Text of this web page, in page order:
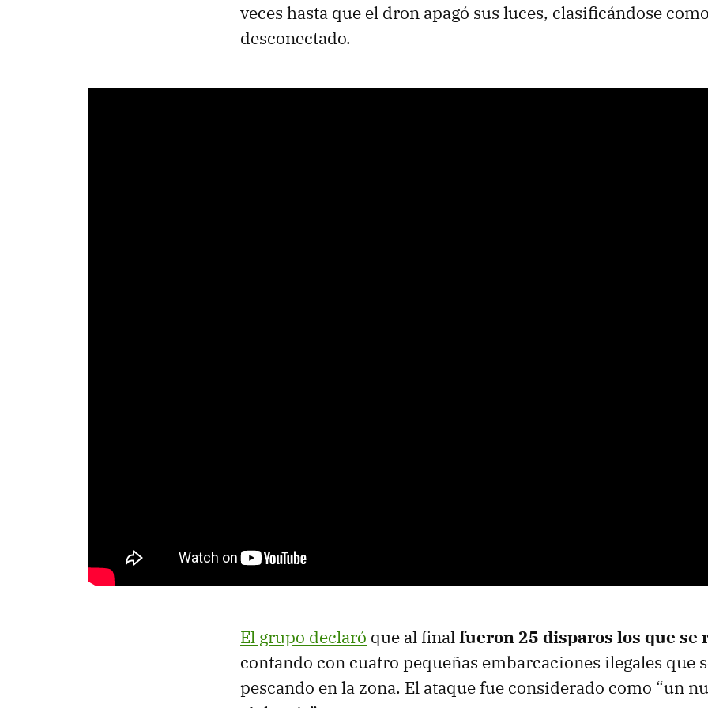
veces hasta que el dron apagó sus luces, clasificándose
desconectado.
El grupo declaró que al finalfueron 25 disparos los que se
contando con cuatro pequeñas embarcaciones ilegales que
pescando en la zona. El ataque fue considerado como “un